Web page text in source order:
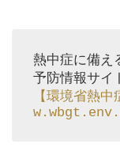
熱中症に備え
【環境省熱